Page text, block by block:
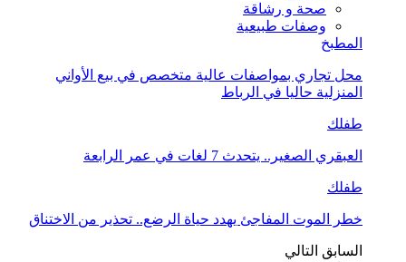
صحة و رشاقة
وصفات طبيعية
المطبخ
محل تجاري بمواصفات عالية متخصص في بيع الأواني
المنزلية حاليا في الرباط
طفلك
العبقري الصغير.. يتحدث 7 لغات في عمر الرابعة
طفلك
خطر الموت المفاجئ يهدد حياة الرضع.. تحذير من الاختناق
السابق التالي